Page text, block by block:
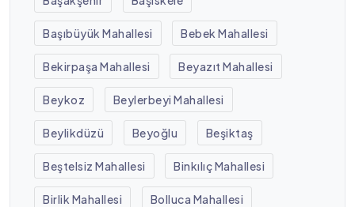
Başıbüyük Mahallesi Bebek Mahallesi
Bekirpaşa Mahallesi Beyazıt Mahallesi
Beykoz Beylerbeyi Mahallesi
Beylikdüzü Beyoğlu Beşiktaş
Beştelsiz Mahallesi Binkılıç Mahallesi
Birlik Mahallesi Bolluca Mahallesi